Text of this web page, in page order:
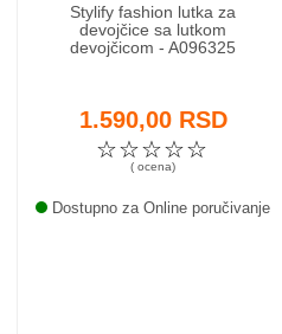
Stylify fashion lutka za
devojčice sa lutkom
devojčicom - A096325
1.590,00 RSD
☆
☆
☆
☆
☆
( ocena)
Dostupno za Online poručivanje